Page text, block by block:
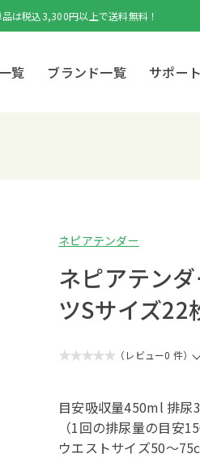
は税込3,300円以上で送料無料！
覧 ブランド一覧 サポート
ネピアテンダー
ネピアテン
ツSサイズ22
★★★★★ （レビュー0 件）
目安吸収量450ml 排尿
（1回の排尿量の目安
ウエストサイズ50～